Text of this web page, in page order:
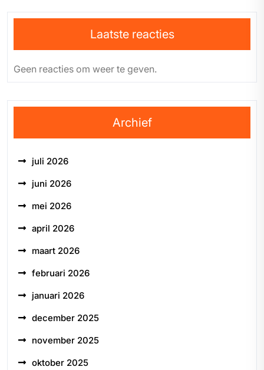
Laatste reacties
Geen reacties om weer te geven.
Archief
juli 2026
juni 2026
mei 2026
april 2026
maart 2026
februari 2026
januari 2026
december 2025
november 2025
oktober 2025